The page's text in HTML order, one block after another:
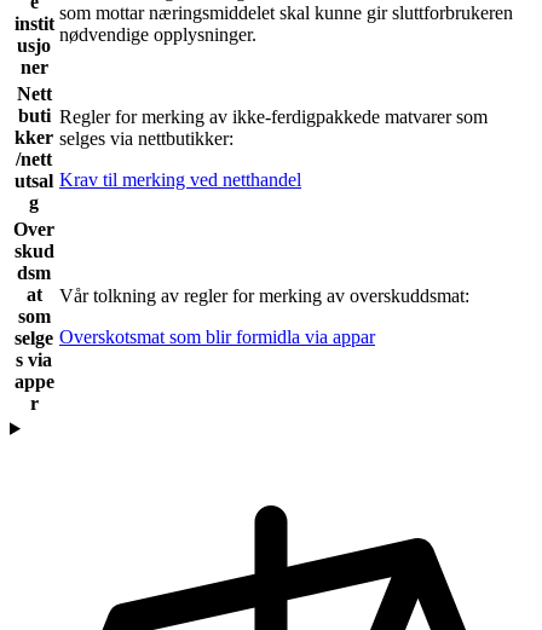
instit
usjo
ner
som mottar næringsmiddelet skal kunne gir sluttforbrukeren
nødvendige opplysninger.
Nett
buti
kker
/nett
utsal
g
Regler for merking av ikke-ferdigpakkede matvarer som
selges via nettbutikker:
Krav til merking ved netthandel
Over
skud
dsm
at
som
selge
s via
appe
r
Vår tolkning av regler for merking av overskuddsmat:
Overskotsmat som blir formidla via appar